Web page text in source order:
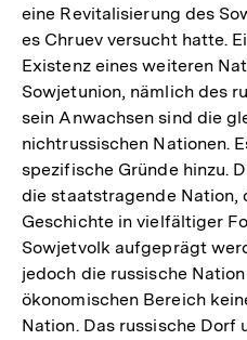
eine Revitalisierung des
es Chruev versucht hatte.
Existenz eines weiteren
Sowjetunion, nämlich des
sein Anwachsen sind die
nichtrussischen Nationen.
spezifische Gründe hinzu.
die staatstragende Nation,
Geschichte in vielfältiger
Sowjetvolk aufgeprägt
jedoch die russische
ökonomischen Bereich
Nation. Das russische Dorf